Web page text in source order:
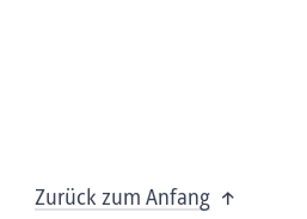
Zurück zum Anfang